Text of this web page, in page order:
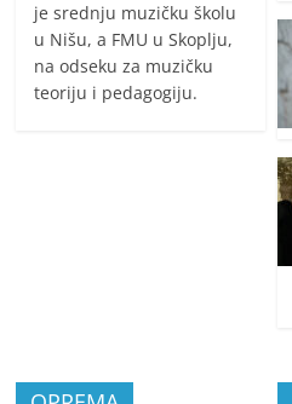
je srednju muzičku školu
u Nišu, a FMU u Skoplju,
na odseku za muzičku
teoriju i pedagogiju.